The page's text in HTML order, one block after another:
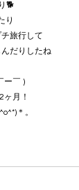
🐕
り
旅行して
だりしたね
ー￣ )
月！
＊。